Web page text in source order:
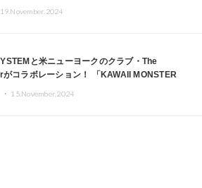
19.November.2024
と米ニューヨークのクラブ・The
コラボレーション！ 「KAWAII MONSTER
15.November.2024